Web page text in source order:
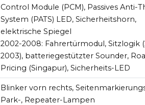
Control Module (PCM), Passives Anti-
System (PATS) LED, Sicherheitshorn,
elektrische Spiegel
2002-2008: Fahrertürmodul, Sitzlogik
2003), batteriegestützter Sounder,
Pricing (Singapur), Sicherheits-LED
Blinker vorn rechts,
Park-, Repeater-Lampen